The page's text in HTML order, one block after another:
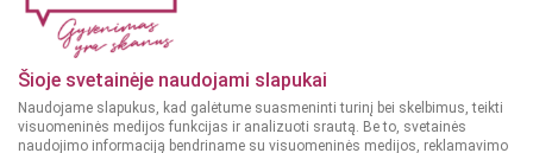
Šioje svetainėje naudojami slapukai
Naudojame slapukus, kad galėtume suasmeninti turinį bei skelbimus, teikti
visuomeninės medijos funkcijas ir analizuoti srautą. Be to, svetainės
naudojimo informaciją bendriname su visuomeninės medijos, reklamavimo
Dažniausiai užduodami klausimai
Dėmesio!
Alkoholinius gėrimus gali įsigyti tik asmenys,
kuriems yra ne mažiau kaip 20 metų.